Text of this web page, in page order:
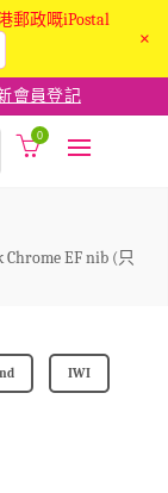
郵政嘅iPostal
×
會員登記
0
Chrome EF nib (只
IWI